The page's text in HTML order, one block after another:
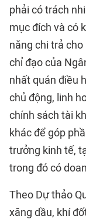
phải có trách
mục đích và có
năng chi trả
chỉ đạo của
nhất quán điều
chủ động, linh
chính sách tài
khác để góp
trưởng kinh tế,
trong đó có
Theo Dự thảo
xăng dầu, khí